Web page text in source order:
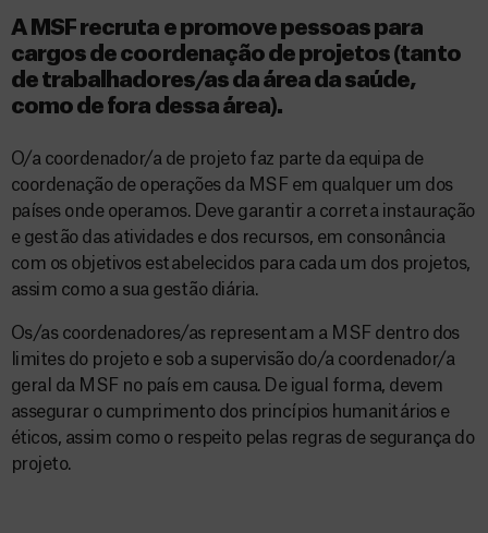
A MSF recruta e promove pessoas para
cargos de coordenação de projetos (tanto
de trabalhadores/as da área da saúde,
como de fora dessa área).
O/a coordenador/a de projeto faz parte da equipa de
coordenação de operações da MSF em qualquer um dos
países onde operamos. Deve garantir a correta instauração
e gestão das atividades e dos recursos, em consonância
com os objetivos estabelecidos para cada um dos projetos,
assim como a sua gestão diária.
Os/as coordenadores/as representam a MSF dentro dos
limites do projeto e sob a supervisão do/a coordenador/a
geral da MSF no país em causa. De igual forma, devem
assegurar o cumprimento dos princípios humanitários e
éticos, assim como o respeito pelas regras de segurança do
projeto.